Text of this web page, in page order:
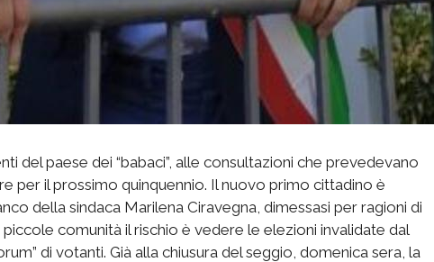
del paese dei “babaci”, alle consultazioni che prevedevano
per il prossimo quinquennio. Il nuovo primo cittadino è
della sindaca Marilena Ciravegna, dimessasi per ragioni di
comunità il rischio è vedere le elezioni invalidate dal
di votanti. Già alla chiusura del seggio, domenica sera, la